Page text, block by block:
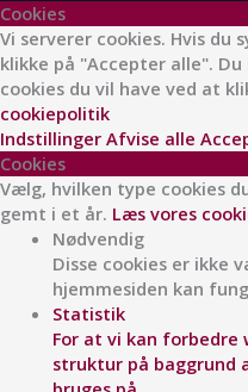
Cookies
Vi serverer cookies. Hvis du
klikke på "Accepter alle".
cookies du vil have ved at
cookiepolitik
Indstillinger Afvise alle
Cookies
Vælg, hvilken type cookies
gemt i et år. Læs vores
Nødvendig
Disse cookies er ikke
hjemmesiden kan
Statistik
For at vi kan
struktur på baggrund